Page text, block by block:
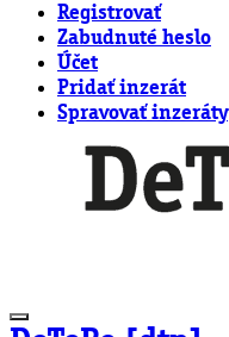
Registrovať
Zabudnuté heslo
Účet
Pridať inzerát
Spravovať inzeráty